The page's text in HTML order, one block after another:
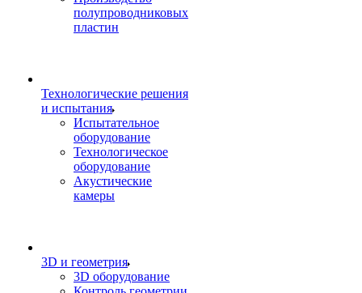
полупроводниковых
пластин
Технологические решения
и испытания
Испытательное
оборудование
Технологическое
оборудование
Акустические
камеры
3D и геометрия
3D оборудование